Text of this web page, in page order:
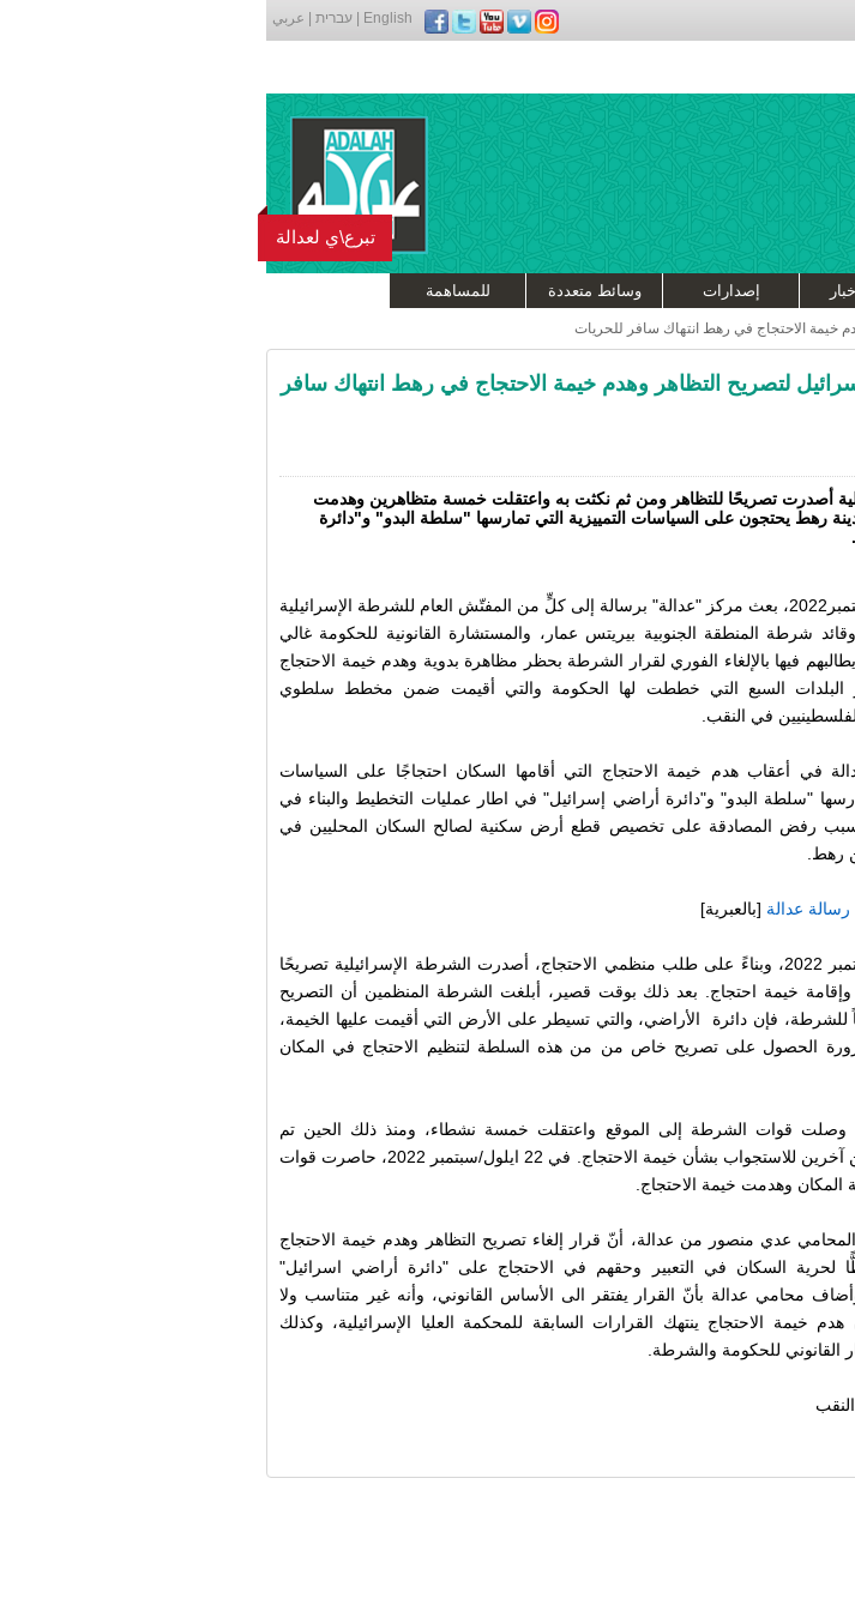
English עברית عربي
إصدارات وسائط متعددة للمساهمة
تبرع\ي لعدالة
خيمة الاحتجاج في رهط انتهاك سافر للحريات
لتصريح التظاهر وهدم خيمة الاحتجاج في رهط انتهاك سافر
أصدرت تصريحًا للتظاهر ومن ثم نكثت به واعتقلت خمسة متظاهرين وهدمت
رهط يحتجون على السياسات التمييزية التي تمارسها "سلطة البدو" و"دائرة
في 22 أيلول/ سبتمبر2022، بعث مركز "عدالة" برسالة إلى كلٍّ من المفتّش العام للشرطة الإسرائيلية
شرطة المنطقة الجنوبية بيريتس عمار، والمستشارة القانونية للحكومة غالي
فيها بالإلغاء الفوري لقرار الشرطة بحظر مظاهرة بدوية وهدم خيمة الاحتجاج
السبع التي خططت لها الحكومة والتي أقيمت ضمن مخطط سلطوي
في النقب.
في أعقاب هدم خيمة الاحتجاج التي أقامها السكان احتجاجًا على السياسات
"سلطة البدو" و"دائرة أراضي إسرائيل" في اطار عمليات التخطيط والبناء في
بسبب رفض المصادقة على تخصيص قطع أرض سكنية لصالح السكان المحليين في
رهط.
رسالة عدالة [بالعبرية]
في 18 أيلول/سبتمبر 2022، وبناءً على طلب منظمي الاحتجاج، أصدرت الشرطة الإسرائيلية تصريحًا
وإقامة خيمة احتجاج. بعد ذلك بوقت قصير، أبلغت الشرطة المنظمين أن التصريح
للشرطة، فإن دائرة الأراضي، والتي تسيطر على الأرض التي أقيمت عليها الخيمة،
الحصول على تصريح خاص من من هذه السلطة لتنظيم الاحتجاج في المكان
وصلت قوات الشرطة إلى الموقع واعتقلت خمسة نشطاء، ومنذ ذلك الحين تم
استدعاء مشاركين آخرين للاستجواب بشأن خيمة الاحتجاج. في 22 ايلول/سبتمبر 2022، حاصرت قوات
وهدمت خيمة الاحتجاج.
عدي منصور من عدالة، أنّ قرار إلغاء تصريح التظاهر وهدم خيمة الاحتجاج
لحرية السكان في التعبير وحقهم في الاحتجاج على "دائرة أراضي اسرائيل"
محامي عدالة بأنّ القرار يفتقر الى الأساس القانوني، وأنه غير متناسب ولا
خيمة الاحتجاج ينتهك القرارات السابقة للمحكمة العليا الإسرائيلية، وكذلك
القانوني للحكومة والشرطة.